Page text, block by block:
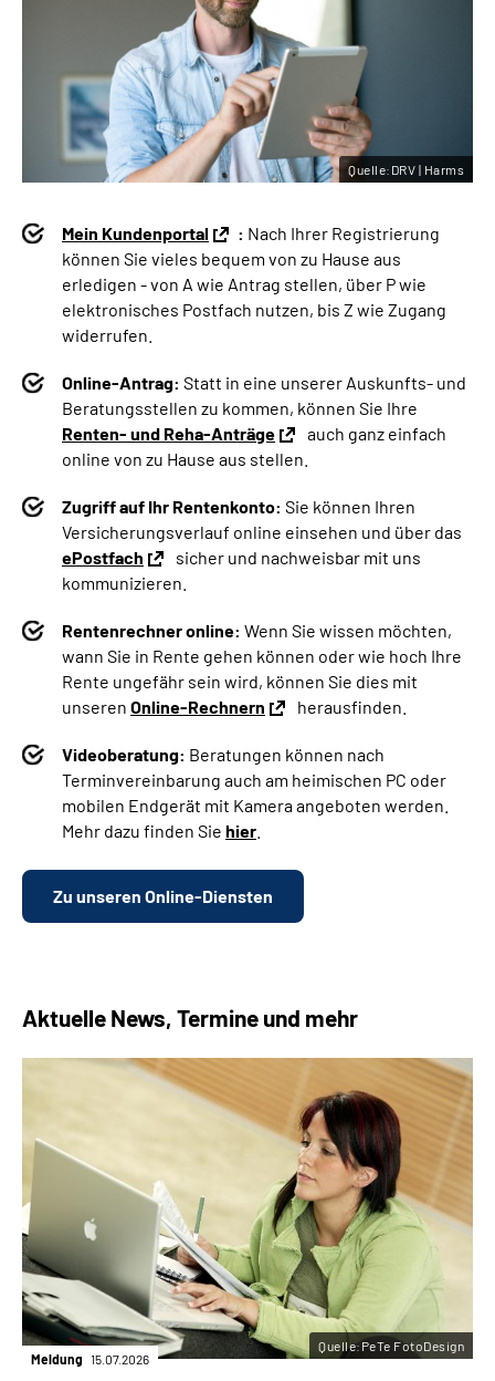
Mein Kundenportal : Nach Ihrer Registrierung
können Sie vieles bequem von zu Hause aus
erledigen - von A wie Antrag stellen, über P wie
elektronisches Postfach nutzen, bis Z wie Zugang
widerrufen.
Online-Antrag: Statt in eine unserer Auskunfts- und
Beratungsstellen zu kommen, können Sie Ihre
Renten- und Reha-Anträge
auch ganz einfach
online von zu Hause aus stellen.
Zugriff auf Ihr Rentenkonto: Sie können Ihren
Versicherungsverlauf online einsehen und über das
ePostfach
sicher und nachweisbar mit uns
kommunizieren.
Rentenrechner online: Wenn Sie wissen möchten,
wann Sie in Rente gehen können oder wie hoch Ihre
Rente ungefähr sein wird, können Sie dies mit
unseren Online-Rechnern herausfinden.
Videoberatung: Beratungen können nach
Terminvereinbarung auch am heimischen PC oder
mobilen Endgerät mit Kamera angeboten werden.
Mehr dazu finden Sie hier
Zu unseren Online-Diensten
Quelle:DRV | Harms
Aktuelle News, Termine und mehr
Meldung 15.07.2026
Quelle:PeTe FotoDesign